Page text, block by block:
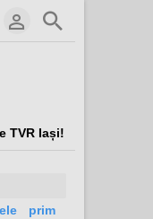
TVR Iași!
prim